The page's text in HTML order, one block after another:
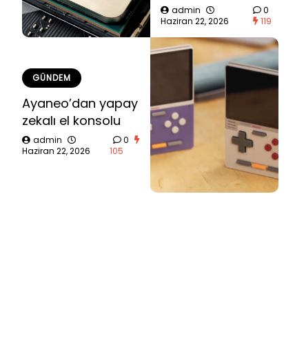
admin
Haziran 22, 2026
0
119
GÜNDEM
Ayaneo’dan yapay
zekalı el konsolu
admin
Haziran 22, 2026
0
105